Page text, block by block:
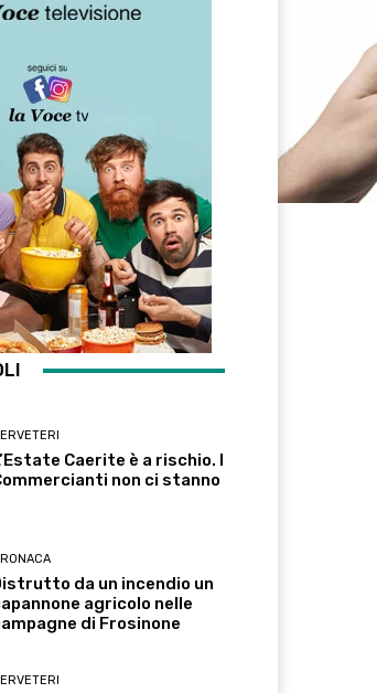
Caerite è a rischio. I
non ci stanno
da un incendio un
agricolo nelle
di Frosinone